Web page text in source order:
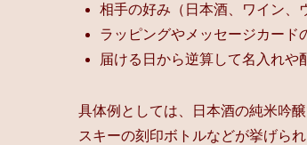
相手の好み（日本酒、ワイン、
ラッピングやメッセージカード
届ける日から逆算して名入れや
具体例としては、日本酒の純米吟
スキーの刻印ボトルなどが挙げら